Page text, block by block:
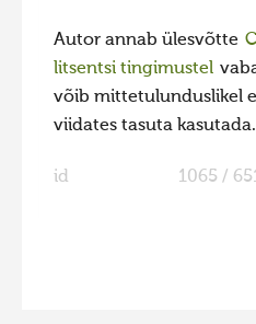
Hiite kuvavõistlus 2016
Hiite kuvavõistlus 2015
Hiite kuvavõistlus 2014
Autor annab ülesvõtte
litsentsi tingimustel
võib mittetulunduslikel
viidates tasuta kasutada.
id 1065 /